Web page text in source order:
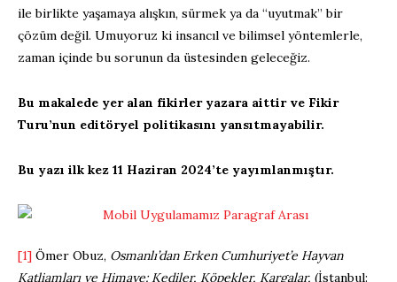
ile birlikte yaşamaya alışkın, sürmek ya da “uyutmak” bir
çözüm değil. Umuyoruz ki insancıl ve bilimsel yöntemlerle,
zaman içinde bu sorunun da üstesinden geleceğiz.
Bu makalede yer alan fikirler yazara aittir ve Fikir
Turu’nun editöryel politikasını yansıtmayabilir.
Bu yazı ilk kez 11 Haziran 2024’te yayımlanmıştır.
[1] Ömer Obuz, Osmanlı’dan Erken Cumhuriyet’e Hayvan
Katliamları ve Himaye: Kediler, Köpekler, Kargalar, (İstanbul: